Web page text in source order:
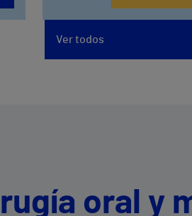
Ver todos
oral y